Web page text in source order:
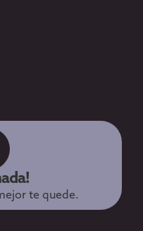
te quede.